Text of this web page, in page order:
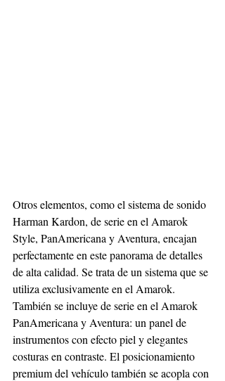
Otros elementos, como el sistema de sonido
Harman Kardon, de serie en el Amarok
Style, PanAmericana y Aventura, encajan
perfectamente en este panorama de detalles
de alta calidad. Se trata de un sistema que se
utiliza exclusivamente en el Amarok.
También se incluye de serie en el Amarok
PanAmericana y Aventura: un panel de
instrumentos con efecto piel y elegantes
costuras en contraste. El posicionamiento
premium del vehículo también se acopla con